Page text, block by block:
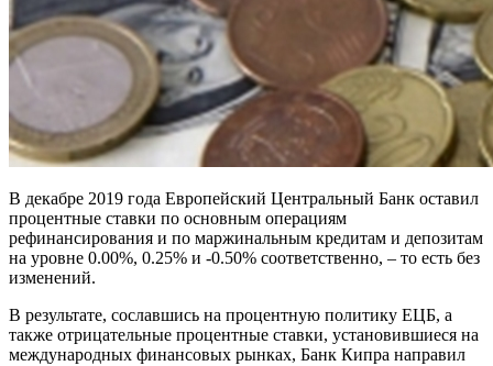
В декабре 2019 года Европейский Центральный Банк оставил
процентные ставки по основным операциям
рефинансирования и по маржинальным кредитам и депозитам
на уровне 0.00%, 0.25% и -0.50% соответственно, – то есть без
изменений.
В результате, сославшись на процентную политику ЕЦБ, а
также отрицательные процентные ставки, установившиеся на
международных финансовых рынках, Банк Кипра направил